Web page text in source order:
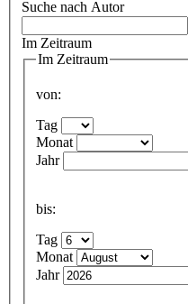
Suche nach Autor
Im Zeitraum
Im Zeitraum
von:
Tag
Monat
Jahr
bis:
Tag
Monat
Jahr